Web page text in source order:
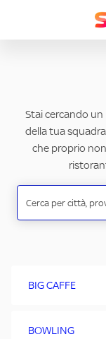
Stai cercando
della tua
che proprio
BIG CAFFE
BOWLING